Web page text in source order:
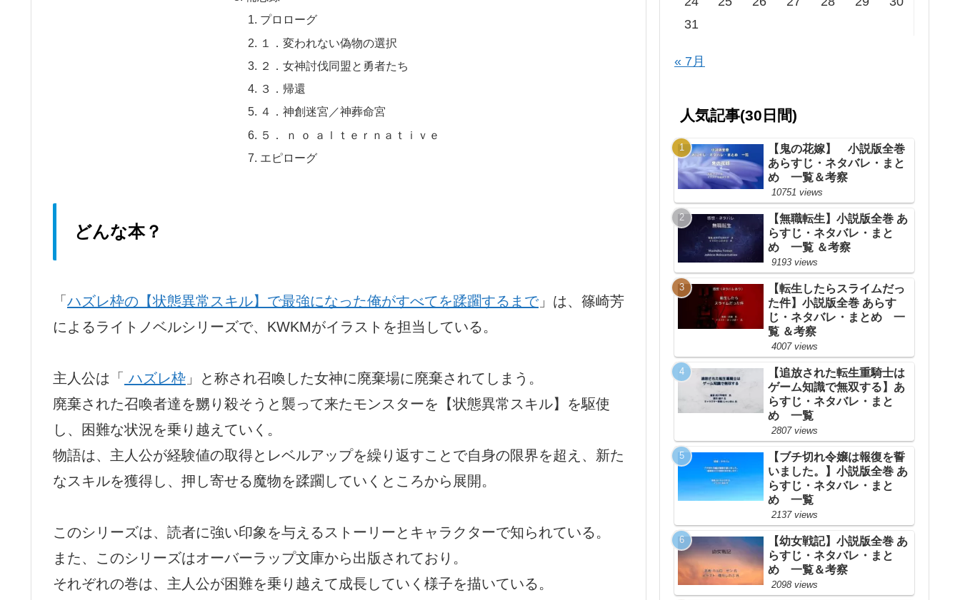
プロローグ
１．変われない偽物の選択
２．女神討伐同盟と勇者たち
３．帰還
４．神創迷宮／神葬命宮
５． ｎ ｏ ａｌｔｅｒｎａｔｉｖｅ
エピローグ
どんな本？
「 ハズレ枠の【状態異常スキル】で最強になった俺がすべてを蹂躙するまで」は、篠崎芳
によるライトノベルシリーズで、KWKMがイラストを担当している。
主人公は「 ハズレ枠 」と称され召喚した女神に廃棄場に廃棄されてしまう。
廃棄された召喚者達を嬲り殺そうと襲って来たモンスターを【状態異常スキル】を駆使
し、困難な状況を乗り越えていく。
物語は、主人公が経験値の取得とレベルアップを繰り返すことで自身の限界を超え、新た
なスキルを獲得し、押し寄せる魔物を蹂躙していくところから展開。
このシリーズは、読者に強い印象を与えるストーリーとキャラクターで知られている。
また、このシリーズはオーバーラップ文庫から出版されており。
それぞれの巻は、主人公が困難を乗り越えて成長していく様子を描いている。
31
« 7月
人気記事(30日間)
【鬼の花嫁】 小説版全巻
あらすじ・ネタバレ・まと
め 一覧＆考察
10751 views
【無職転生】小説版全巻 あ
らすじ・ネタバレ・まと
め 一覧 ＆考察
9193 views
【転生したらスライムだっ
た件】小説版全巻 あらす
じ・ネタバレ・まとめ 一
覧 ＆考察
4007 views
【追放された転生重騎士は
ゲーム知識で無双する】あ
らすじ・ネタバレ・まと
め 一覧
2807 views
【ブチ切れ令嬢は報復を誓
いました。】小説版全巻 あ
らすじ・ネタバレ・まと
め 一覧
2137 views
【幼女戦記】小説版全巻 あ
らすじ・ネタバレ・まと
め 一覧＆考察
2098 views